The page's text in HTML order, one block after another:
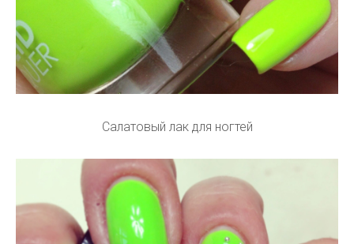
Салатовый лак для ногтей